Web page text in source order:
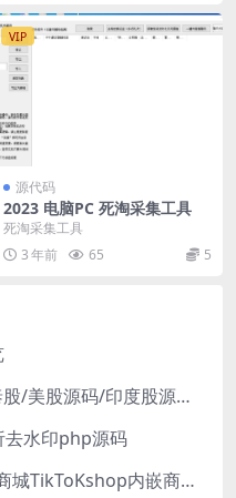
VIP
源代码
2023 电脑PC 死淘采集工具
死淘采集工具
3 年前
65 5
海外股票交易源码/港股泰股/美股源码/印度股源码/马拉西亚股票源码/国际股票配资
去水印php源码
Java多语言跨境电商外贸商城TikToKshop内嵌商城I商家入驻I一键铺